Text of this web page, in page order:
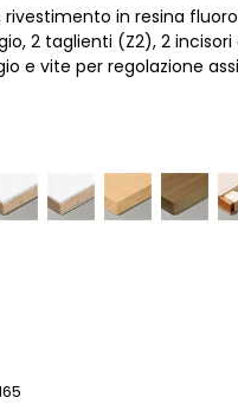
in resina
2 taglienti (Z2), 2
e vite per regolazione